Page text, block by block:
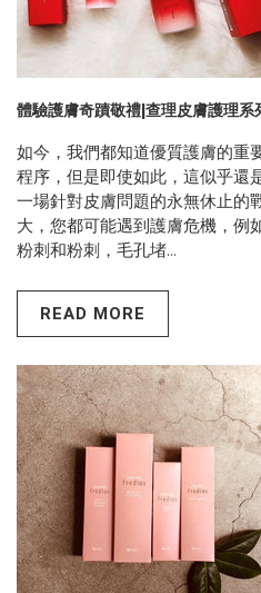
體驗護膚奇蹟敬禮|查理皮膚護理系
如今，我們都知道優質護膚的重
程序，但是即使如此，這似乎還
一場針對皮膚問題的永無休止的
大，您都可能遇到護膚危機，例
粉刺和粉刺，毛孔堵...
READ MORE